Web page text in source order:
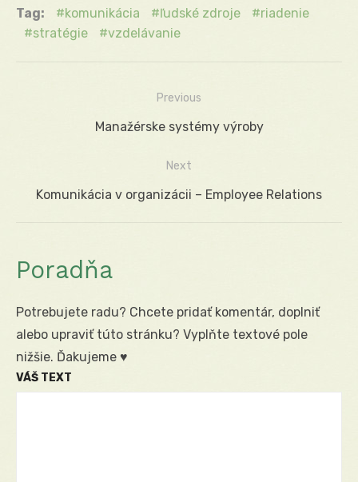
Tag: komunikácia ľudské zdroje
riadenie
stratégie
vzdelávanie
Navigácia
Previous
Previous
Manažérske systémy výroby
Next
Next
Komunikácia v organizácii – Employee Relations
Poradňa
Potrebujete radu? Chcete pridať komentár, doplniť
alebo upraviť túto stránku? Vyplňte textové pole
nižšie. Ďakujeme ♥
VÁŠ TEXT